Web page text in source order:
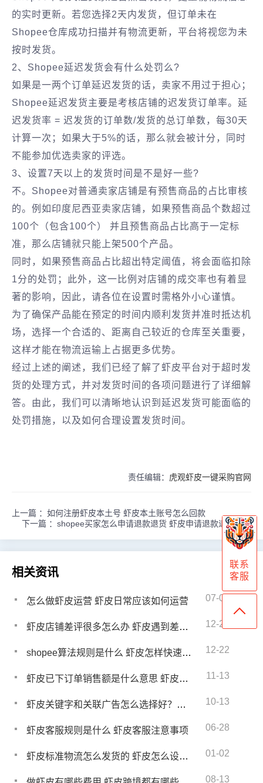
的实时更新。若您选择2天内发货，但订单未在
Shopee仓库成功扫描并有物流更新，平台将视您为未
按时发货。
2、Shopee延迟发货会有什么处罚么?
如果是一两个订单延迟发货的话，卖家不用过于担心；
Shopee延迟发货主要是考核店铺的迟发货订单率。延
迟发货率 = 迟发货的订单数/发货的总订单数，每30天
计算一次；如果大于5%的话，那么就会被计分，同时
不能参加优选卖家的评选。
3、设置7天以上的发货时间是不是好一些?
不。Shopee对普通卖家店铺是有预售商品的占比审核
的。例如印度尼西亚卖家店铺，如果预售商品个数超过
100个（包含100个） 并且预售商品占比高于一定标
准，那么店铺就只能上架500个产品。
同时，如果预售商品占比超出特定阈值，将会面临扣除
1分的处罚；此外，这一比例对店铺的成交率也有着显
著的影响，因此，请各位在设置时需格外小心谨慎。
为了确保产品能在预定的时间内顺利发货并准时抵达机
场，选择一个合适的、距离自己较近的仓库至关重要，
这样才能在物流运输上占据更多优势。
经过上述的阐述，我们已经了解了虾皮平台对于超时发
货的处理方式，并对发货时间的各项问题进行了详细解
答。由此，我们可以清晰地认识到延迟发货可能面临的
处罚措施，以及如何合理设置发货时间。
责任编辑： 虎观虾皮一键采购官网
上一篇 ： 如何注册虾皮本土号 虾皮本土账号怎么回款
下一篇 ： shopee买家怎么申请退款退货 虾皮申请退款退货流程
相关资讯
怎么做虾皮运营 虾皮日常应该如何运营 07-01
虾皮店铺差评很多怎么办 虾皮遇到差评怎么解决 12-26
shopee算法规则是什么 虾皮怎样快速出单 12-22
虾皮已下订单销售额是什么意思 虾皮一天可以出几单 11-13
虾皮关键字和关联广告怎么选择好？有什么不同 10-13
虾皮客服规则是什么 虾皮客服注意事项 06-28
虾皮标准物流怎么发货的 虾皮怎么设置物流 01-02
08-13
联系
客服